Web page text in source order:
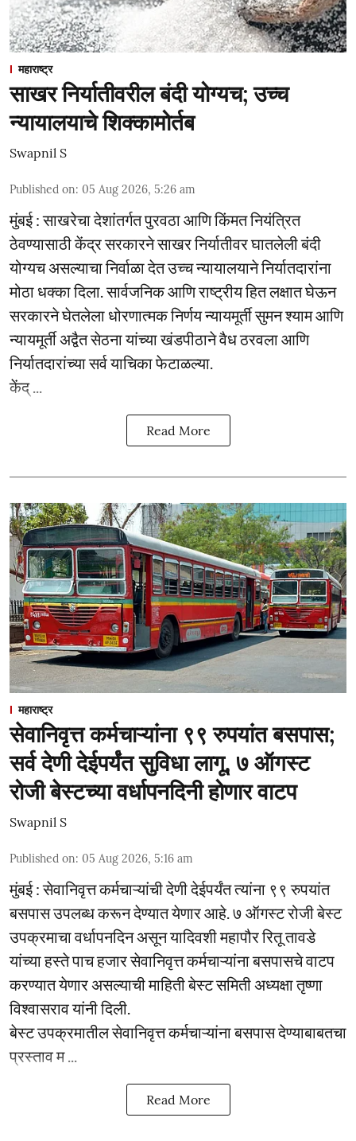
महाराष्ट्र
साखर निर्यातीवरील बंदी योग्यच; उच्च
न्यायालयाचे शिक्कामोर्तब
Swapnil S
Published on: 05 Aug 2026, 5:26 am
मुंबई : साखरेचा देशांतर्गत पुरवठा आणि किंमत नियंत्रित
ठेवण्यासाठी केंद्र सरकारने साखर निर्यातीवर घातलेली बंदी
योग्यच असल्याचा निर्वाळा देत उच्च न्यायालयाने निर्यातदारांना
मोठा धक्का दिला. सार्वजनिक आणि राष्ट्रीय हित लक्षात घेऊन
सरकारने घेतलेला धोरणात्मक निर्णय न्यायमूर्ती सुमन श्याम आणि
न्यायमूर्ती अद्वैत सेठना यांच्या खंडपीठाने वैध ठरवला आणि
निर्यातदारांच्या सर्व याचिका फेटाळल्या.
केंद् ...
Read More
महाराष्ट्र
सेवानिवृत्त कर्मचाऱ्यांना ९९ रुपयांत बसपास;
सर्व देणी देईपर्यंत सुविधा लागू, ७ ऑगस्ट
रोजी बेस्टच्या वर्धापनदिनी होणार वाटप
Swapnil S
Published on: 05 Aug 2026, 5:16 am
मुंबई : सेवानिवृत्त कर्मचाऱ्यांची देणी देईपर्यंत त्यांना ९९ रुपयांत
बसपास उपलब्ध करून देण्यात येणार आहे. ७ ऑगस्ट रोजी बेस्ट
उपक्रमाचा वर्धापनदिन असून यादिवशी महापौर रितू तावडे
यांच्या हस्ते पाच हजार सेवानिवृत्त कर्मचाऱ्यांना बसपासचे वाटप
करण्यात येणार असल्याची माहिती बेस्ट समिती अध्यक्षा तृष्णा
विश्वासराव यांनी दिली.
बेस्ट उपक्रमातील सेवानिवृत्त कर्मचाऱ्यांना बसपास देण्याबाबतचा
प्रस्ताव म ...
Read More